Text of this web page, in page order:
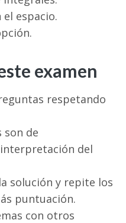
espacio.
examen
respetando
son de
del
solución y repite los
puntuación.
con otros